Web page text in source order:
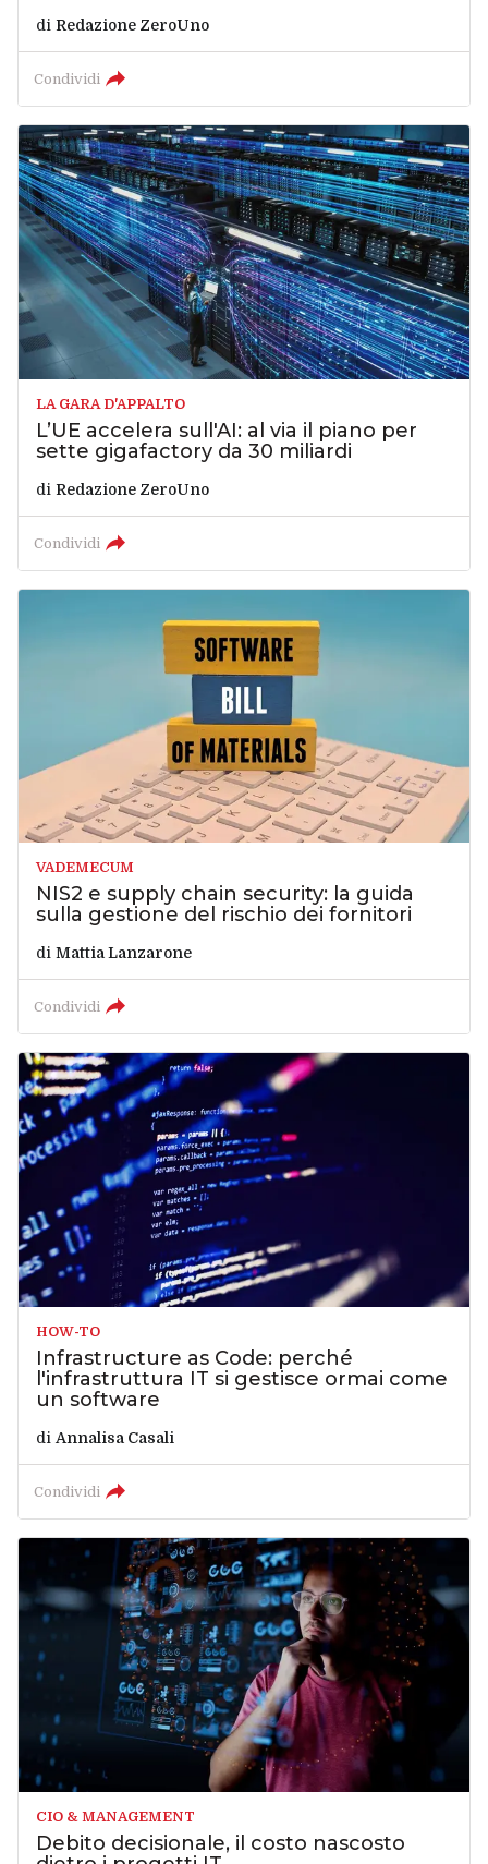
di Redazione ZeroUno
Condividi
LA GARA D'APPALTO
L’UE accelera sull'AI: al via il piano per
sette gigafactory da 30 miliardi
di Redazione ZeroUno
Condividi
VADEMECUM
NIS2 e supply chain security: la guida
sulla gestione del rischio dei fornitori
di Mattia Lanzarone
Condividi
HOW-TO
Infrastructure as Code: perché
l'infrastruttura IT si gestisce ormai come
un software
di Annalisa Casali
Condividi
CIO & MANAGEMENT
Debito decisionale, il costo nascosto